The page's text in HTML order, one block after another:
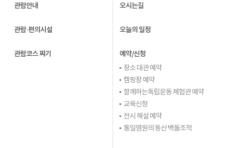
관람안내 오시는길
관람·편의시설 오늘의 일정
관람코스 짜기 예약/신청
장소 대관 예약
캠핑장 예약
함께하는독립운동 체험관 예약
교육신청
전시 해설 예약
통일염원의 동산 벽돌조적